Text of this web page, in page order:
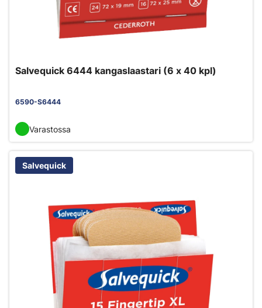
Salvequick 6444 kangaslaastari (6 x 40 kpl)
6590-S6444
Varastossa
Salvequick